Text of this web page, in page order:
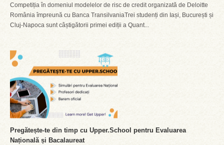
Competiția în domeniul modelelor de risc de credit organizată de Deloitte
România împreună cu Banca TransilvaniaTrei studenți din Iași, București și
Cluj-Napoca sunt câștigătorii primei ediții a Quant...
Pregătește-te din timp cu Upper.School pentru Evaluarea
Națională și Bacalaureat